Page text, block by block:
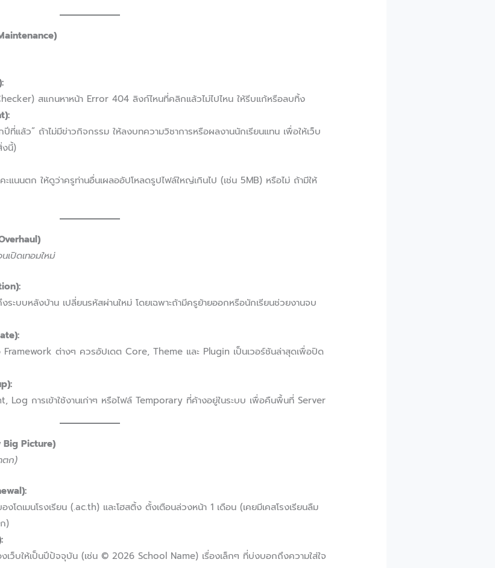
สแกนหาหน้า Error 404 ลิงก์ไหนที่คลิกแล้วไม่ไปไหน ให้รีบแก้หรือลบทิ้ง
ปีที่แล้ว” ถ้าไม่มีข่าวกิจกรรม ให้ลงบทความวิชาการหรือผลงานนักเรียนแทน เพื่อให้เว็บ
นี้)
แนนตก ให้ดูว่าครูท่านอื่นเผลออัปโหลดรูปไฟล์ใหญ่เกินไป (เช่น 5MB) หรือไม่ ถ้ามีให้
เปิดเทอมใหม่
ระบบหลังบ้าน เปลี่ยนรหัสผ่านใหม่ โดยเฉพาะถ้ามีครูย้ายออกหรือนักเรียนช่วยงานจบ
Framework ต่างๆ ควรอัปเดต Core, Theme และ Plugin เป็นเวอร์ชันล่าสุดเพื่อปิด
Log การเข้าใช้งานเก่าๆ หรือไฟล์ Temporary ที่ค้างอยู่ในระบบ เพื่อคืนพื้นที่ Server
Big Picture)
ตก)
โดเมนโรงเรียน (.ac.th) และโฮสติ้ง ตั้งเตือนล่วงหน้า 1 เดือน (เคยมีเคสโรงเรียนลืม
)
ว็บให้เป็นปีปัจจุบัน (เช่น © 2026 School Name) เรื่องเล็กๆ ที่บ่งบอกถึงความใส่ใจ